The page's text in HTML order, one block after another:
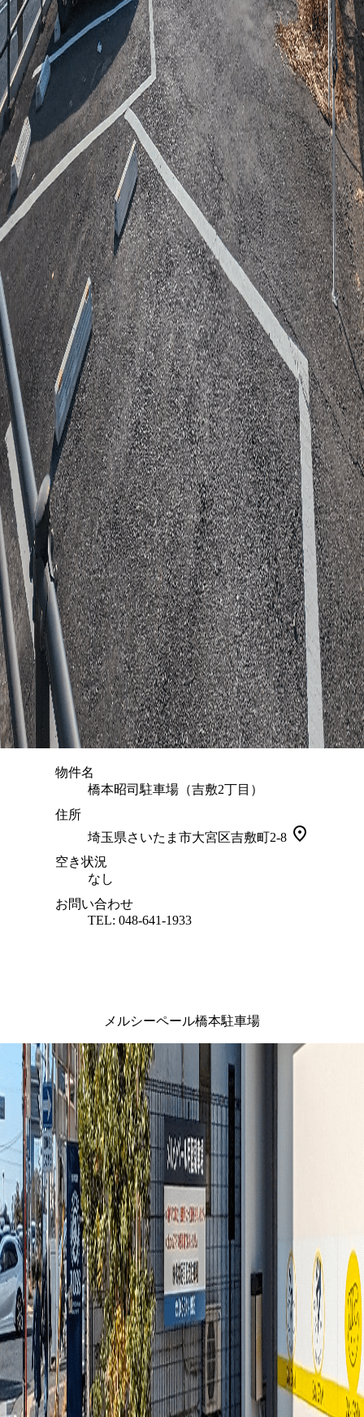
物件名
橋本昭司駐車場（吉敷2丁目）
住所
埼玉県さいたま市大宮区吉敷町2-8
空き状況
なし
お問い合わせ
TEL: 048-641-1933
メルシーペール橋本駐車場